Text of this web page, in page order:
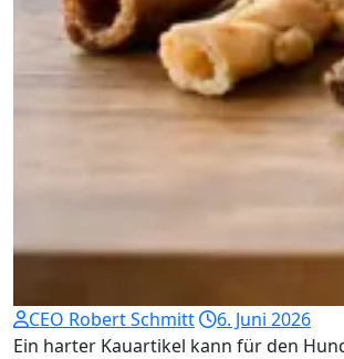
CEO Robert Schmitt
6. Juni 2026
Ein harter Kauartikel kann für den